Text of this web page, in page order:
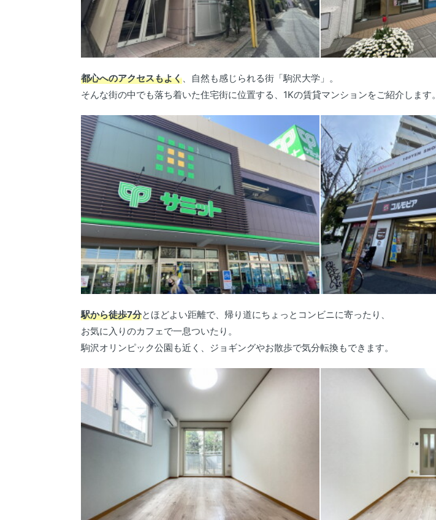
都心へのアクセスもよく 、自然も感じられる街「駒沢大学」。
そんな街の中でも落ち着いた住宅街に位置する、1Kの賃貸マンションをご紹介します。
駅から徒歩7分とほどよい距離で、帰り道にちょっとコンビニに寄ったり、
お気に入りのカフェで一息ついたり。
駒沢オリンピック公園も近く、ジョギングやお散歩で気分転換もできます。